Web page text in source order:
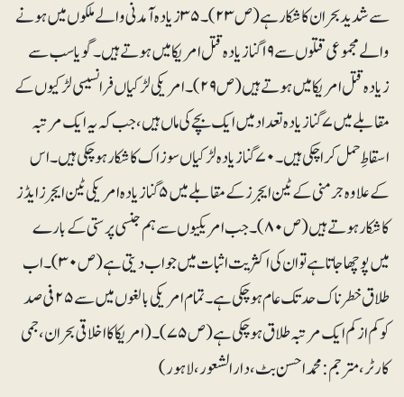
سے شدید بحران کا شکار ہے (ص ۲۳)۔ ۳۵ زیادہ آمدنی والے ملکوں میں ہونے
والے مجموعی قتلوں سے ۱۹ گنا زیادہ قتل امریکا میں ہوتے ہیں۔ گویا سب سے
زیادہ قتل امریکا میں ہوتے ہیں (ص ۲۹)۔ امریکی لڑکیاں فرانسیسی لڑکیوں کے
مقابلے میں ۷ گنا زیادہ تعداد میں ایک بچے کی ماں ہیں، جب کہ یہ ایک مرتبہ
اسقاطِ حمل کرا چکی ہیں۔ ۷۰ گنا زیادہ لڑکیاں سوزاک کا شکار ہوچکی ہیں۔ اس
کے علاوہ جرمنی کے ٹین ایجرز کے مقابلے میں ۵ گنا زیادہ امریکی ٹین ایجرز ایڈز
کا شکار ہوتے ہیں (ص ۸۰)۔ جب امریکیوں سے ہم جنسی پرستی کے بارے
میں پوچھا جاتا ہے تو ان کی اکثریت اثبات میں جواب دیتی ہے (ص ۳۰)۔ اب
طلاق خطرناک حد تک عام ہوچکی ہے۔ تمام امریکی بالغوں میں سے ۲۵ فی صد
کو کم از کم ایک مرتبہ طلاق ہوچکی ہے (ص ۷۵)۔ (امریکا کا اخلاقی بحران، جمی
کارٹر، مترجم: محمد احسن بٹ، دارالشعور، لاہور)